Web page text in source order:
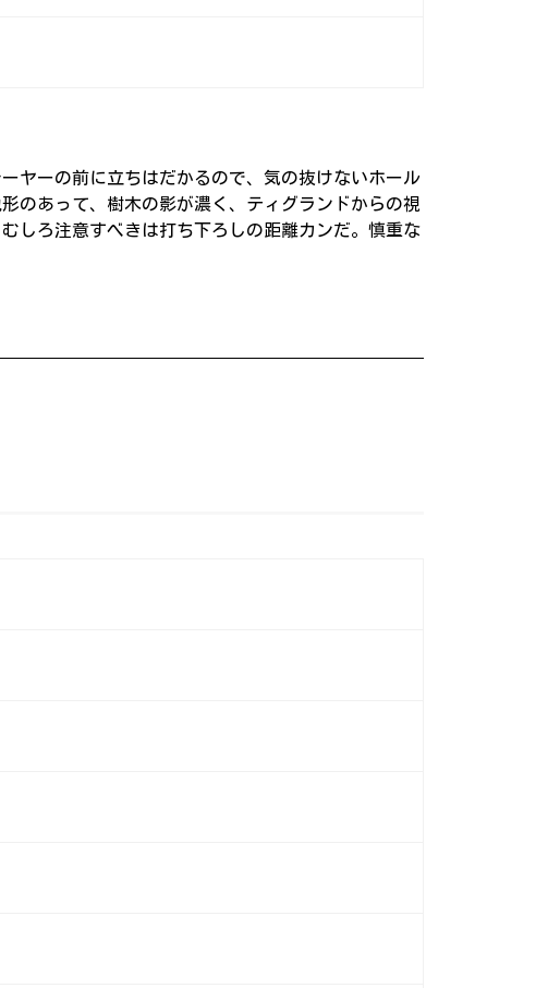
ヤーの前に立ちはだかるので、気の抜けないホール
のあって、樹木の影が濃く、ティグランドからの視
しろ注意すべきは打ち下ろしの距離カンだ。慎重な